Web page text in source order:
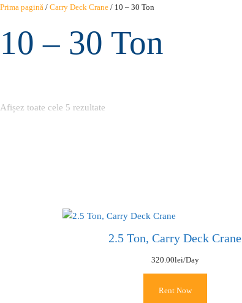
Sari
conținut
Prima pagină / Carry Deck Crane / 10 – 30 Ton
10 – 30 Ton
Afișez toate cele 5 rezultate
2.5 Ton, Carry Deck Crane
320.00lei/Day
Rent Now